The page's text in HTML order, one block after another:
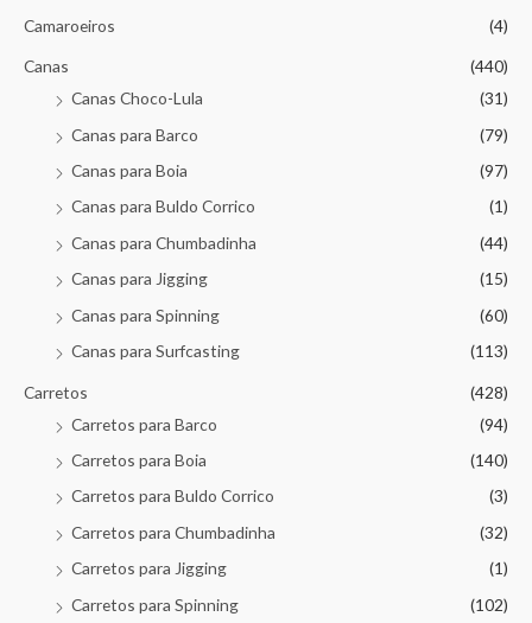
Camaroeiros (4)
Canas
(440)
Canas Choco-Lula
(31)
Canas para Barco
(79)
Canas para Boia
(97)
Canas para Buldo Corrico
(1)
Canas para Chumbadinha
(44)
Canas para Jigging
(15)
Canas para Spinning
(60)
Canas para Surfcasting
(113)
Carretos
(428)
Carretos para Barco
(94)
Carretos para Boia
(140)
Carretos para Buldo Corrico
(3)
Carretos para Chumbadinha
(32)
Carretos para Jigging
(1)
Carretos para Spinning
(102)